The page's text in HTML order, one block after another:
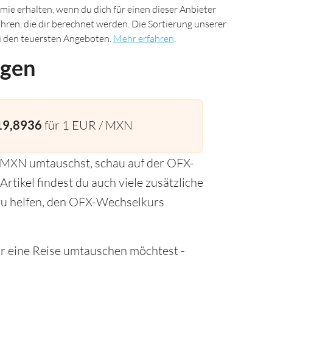
erhalten, wenn du dich für einen dieser Anbieter
die dir berechnet werden. Die Sortierung unserer
den teuersten Angeboten. Mehr erfahren.
für 1 EUR / MXN
umtauschst, schau auf der OFX-
findest du auch viele zusätzliche
helfen, den OFX-Wechselkurs
Reise umtauschen möchtest -